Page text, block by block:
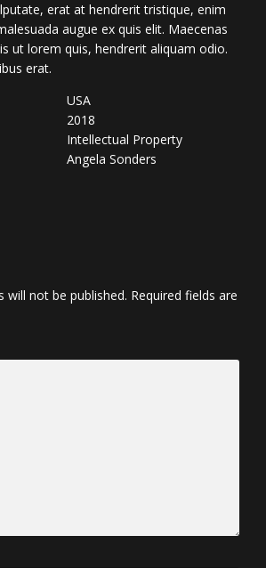
erat at hendrerit tristique, enim
augue ex quis elit. Maecenas
ut lorem quis, hendrerit aliquam odio.
erat.
USA
2018
Intellectual Property
Angela Sonders
will not be published. Required fields are